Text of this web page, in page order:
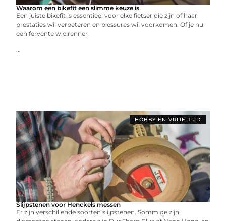
Waarom een bikefit een slimme keuze is
Een juiste bikefit is essentieel voor elke fietser die zijn of haar
prestaties wil verbeteren en blessures wil voorkomen. Of je nu
een fervente wielrenner
...
HOBBY EN VRIJE TIJD
Slijpstenen voor Henckels messen
Er zijn verschillende soorten slijpstenen. Sommige zijn